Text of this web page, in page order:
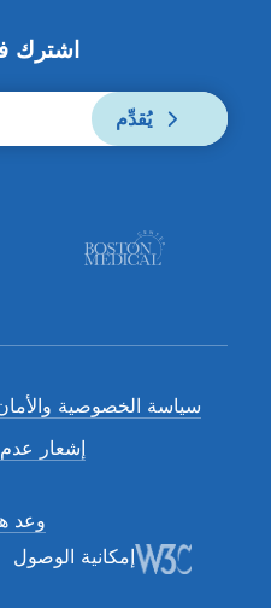
اشترك
يُقدِّم
سياسة الخصوصية
إشعار عدم
وعد
إمكانية الوصول